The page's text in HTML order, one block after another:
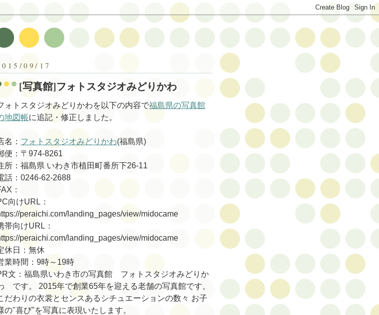
09/17
[写真館]フォトスタジオみどりかわ
ォトスタジオみどりかわを以下の内容で福島県の写真館
地図帳に追記・修正しました。
名： フォトスタジオみどりかわ(福島県)
便：〒974-8261
所：福島県 いわき市植田町番所下26-11
話：0246-62-2688
：
向けURL：
peraichi.com/landing_pages/view/midocame
帯向けURL：
peraichi.com/landing_pages/view/midocame
休日：無休
業時間：9時～19時
文：福島県いわき市の写真館 フォトスタジオみどりか
です。 2015年で創業65年を迎える老舗の写真館です。
だわりの衣裳とセンスあるシチュエーションの数々 お子
の"喜び"を写真に表現いたします。